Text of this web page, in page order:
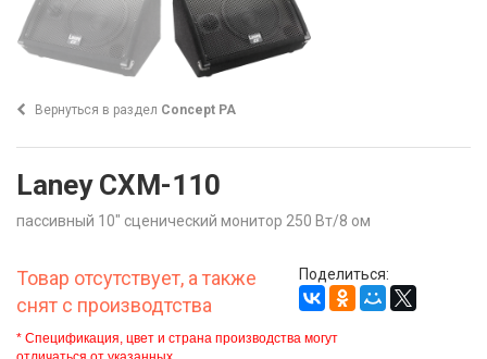
Вернуться в раздел Concept PA
Laney CXM-110
пассивный 10" сценический монитор 250 Вт/8 ом
Поделиться:
Товар отсутствует, а также
снят с производтства
* Спецификация, цвет и страна производства могут